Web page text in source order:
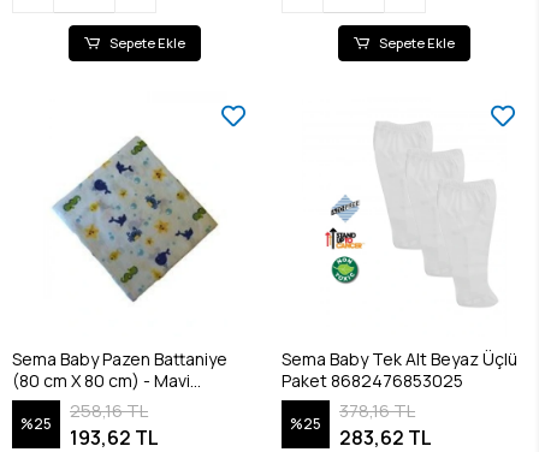
Sepete Ekle Sepete Ekle
Sema Baby Pazen Battaniye
(80 cm X 80 cm) - Mavi
8682476853100
%25
258,16 TL
193,62 TL
Sema Baby Tek Alt Beyaz Üçlü
Paket 8682476853025
%25
378,16 TL
283,62 TL